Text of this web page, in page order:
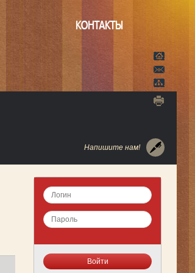
КОНТАКТЫ
Напишите нам!